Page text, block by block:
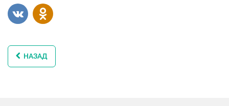
НАЗАД